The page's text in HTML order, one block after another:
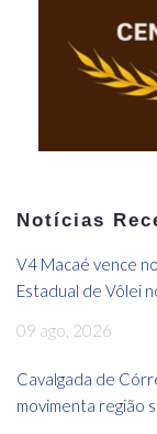
Notícias
V4 Macaé vence
Estadual de Vôlei
09 ago, 2026
Cavalgada de
movimenta região